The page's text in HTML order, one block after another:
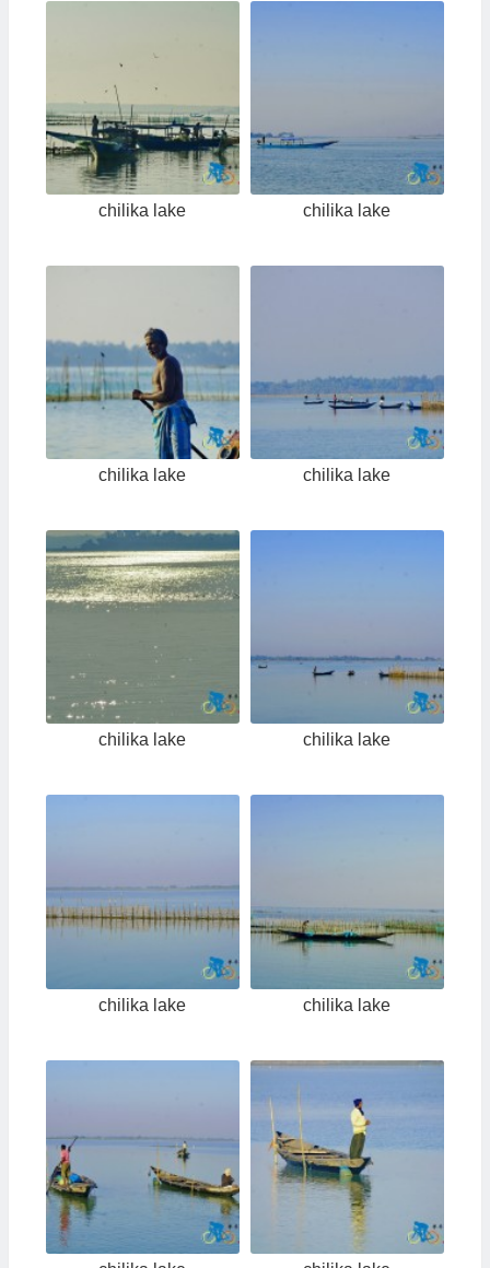
chilika lake chilika lake
chilika lake chilika lake
chilika lake chilika lake
chilika lake chilika lake